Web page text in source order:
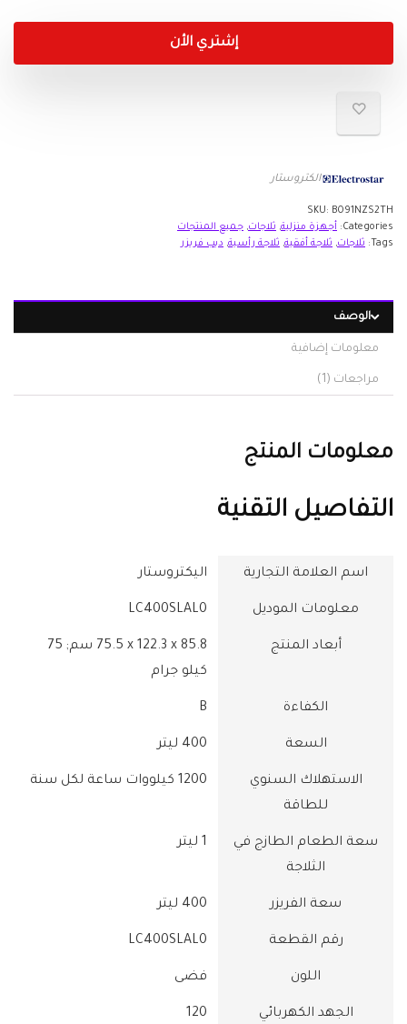
إشتري الأن
الكتروستار
SKU: B091NZS2TH
Categories:
أجهزة منزلية, ثلاجات, جميع المنتجات
Tags:
ثلاجات, ثلاجة أفقية, ثلاجة رأسية, ديب فريزر
الوصف
معلومات إضافية
مراجعات (1)
معلومات المنتج
التفاصيل التقنية
اسم العلامة التجارية
معلومات الموديل ‎LC400SLAL0
أبعاد المنتج
‎75.5 x 122.3 x 85.8 سم; 75
كيلو جرام
الكفاءة ‎B
السعة ‎400 ليتر
الاستهلاك السنوي
للطاقة
‎1200 كيلووات ساعة لكل سنة
سعة الطعام الطازج في
الثلاجة
‎1 ليتر
سعة الفريزر ‎400 ليتر
رقم القطعة ‎LC400SLAL0
اللون
الجهد الكهربائي ‎120